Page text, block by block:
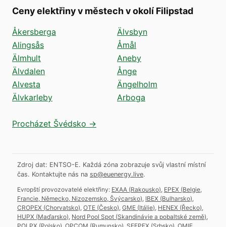
Ceny elektřiny v městech v okolí Filipstad
Åkersberga
Alingsås
Älmhult
Älvdalen
Alvesta
Älvkarleby
Älvsbyn
Åmål
Aneby
Ånge
Ängelholm
Arboga
Procházet Švédsko →
Zdroj dat: ENTSO-E. Každá zóna zobrazuje svůj vlastní místní
čas. Kontaktujte nás na sp@euenergy.live.
Evropští provozovatelé elektřiny: EXAA (Rakousko) EPEX (Belgie,
Francie, Německo, Nizozemsko, Švýcarsko) IBEX (Bulharsko)
CROPEX (Chorvatsko) OTE (Česko) GME (Itálie) HENEX (Řecko)
HUPX (Maďarsko) Nord Pool Spot (Skandinávie a pobaltské země)